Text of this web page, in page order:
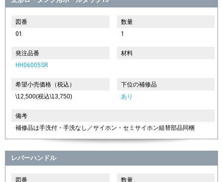
図番
01
数量
1
発注品番
HH06005SR
材料
希望小売価格（税込）
\12,500(税込\13,750)
下位の補修品
あり
備考
補修品は手洗付・手洗なし／サイホン・セミサイホン組替部品同梱
レバーハンドル
図番
数量